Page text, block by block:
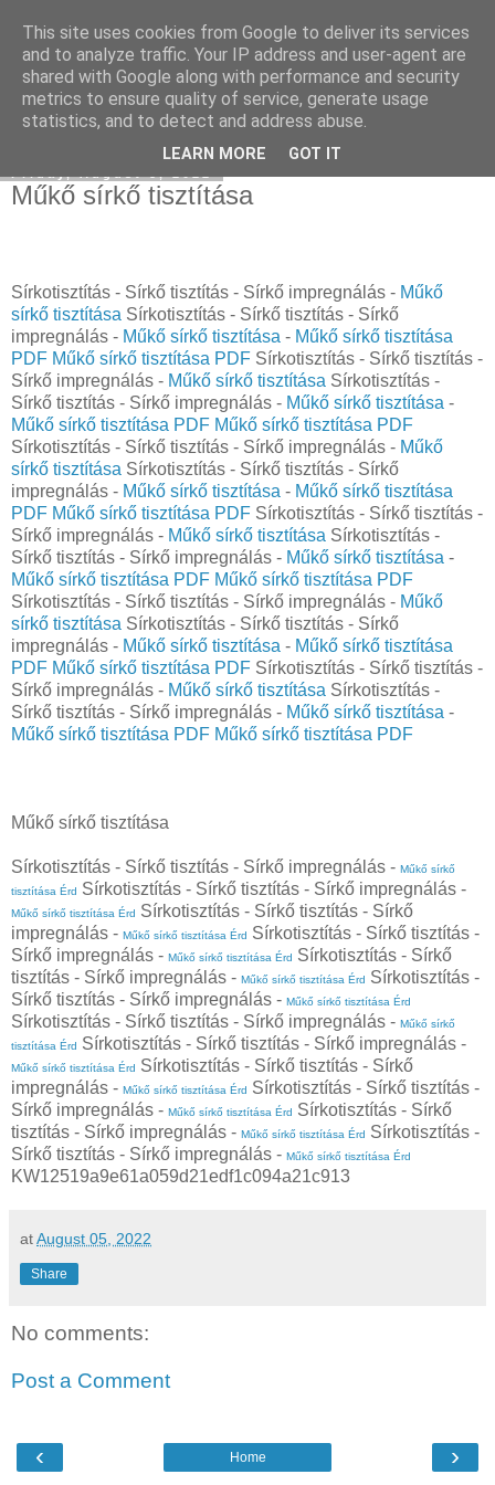
Használt Seat
Műkő sírkő tisztítása
Sírkotisztítás - Sírkő tisztítás - Sírkő impregnálás - Műkő
sírkő tisztítása Sírkotisztítás - Sírkő tisztítás - Sírkő
impregnálás - Műkő sírkő tisztítása - Műkő sírkő tisztítása
PDF Műkő sírkő tisztítása PDF Sírkotisztítás - Sírkő tisztítás -
Sírkő impregnálás - Műkő sírkő tisztítása Sírkotisztítás -
Sírkő tisztítás - Sírkő impregnálás - Műkő sírkő tisztítása -
Műkő sírkő tisztítása PDF Műkő sírkő tisztítása PDF
Sírkotisztítás - Sírkő tisztítás - Sírkő impregnálás - Műkő
sírkő tisztítása Sírkotisztítás - Sírkő tisztítás - Sírkő
impregnálás - Műkő sírkő tisztítása - Műkő sírkő tisztítása
PDF Műkő sírkő tisztítása PDF Sírkotisztítás - Sírkő tisztítás -
Sírkő impregnálás - Műkő sírkő tisztítása Sírkotisztítás -
Sírkő tisztítás - Sírkő impregnálás - Műkő sírkő tisztítása -
Műkő sírkő tisztítása PDF Műkő sírkő tisztítása PDF
Sírkotisztítás - Sírkő tisztítás - Sírkő impregnálás - Műkő
sírkő tisztítása Sírkotisztítás - Sírkő tisztítás - Sírkő
impregnálás - Műkő sírkő tisztítása - Műkő sírkő tisztítása
PDF Műkő sírkő tisztítása PDF Sírkotisztítás - Sírkő tisztítás -
Sírkő impregnálás - Műkő sírkő tisztítása Sírkotisztítás -
Sírkő tisztítás - Sírkő impregnálás - Műkő sírkő tisztítása -
Műkő sírkő tisztítása PDF Műkő sírkő tisztítása PDF
Műkő sírkő tisztítása
Sírkotisztítás - Sírkő tisztítás - Sírkő impregnálás - Műkő sírkő
tisztítása Érd Sírkotisztítás - Sírkő tisztítás - Sírkő impregnálás -
Műkő sírkő tisztítása Érd Sírkotisztítás - Sírkő tisztítás - Sírkő
impregnálás - Műkő sírkő tisztítása Érd Sírkotisztítás - Sírkő tisztítás -
Sírkő impregnálás - Műkő sírkő tisztítása Érd Sírkotisztítás - Sírkő
tisztítás - Sírkő impregnálás - Műkő sírkő tisztítása Érd Sírkotisztítás -
Sírkő tisztítás - Sírkő impregnálás - Műkő sírkő tisztítása Érd
Sírkotisztítás - Sírkő tisztítás - Sírkő impregnálás - Műkő sírkő
tisztítása Érd Sírkotisztítás - Sírkő tisztítás - Sírkő impregnálás -
Műkő sírkő tisztítása Érd Sírkotisztítás - Sírkő tisztítás - Sírkő
impregnálás - Műkő sírkő tisztítása Érd Sírkotisztítás - Sírkő tisztítás -
Sírkő impregnálás - Műkő sírkő tisztítása Érd Sírkotisztítás - Sírkő
tisztítás - Sírkő impregnálás - Műkő sírkő tisztítása Érd Sírkotisztítás -
Sírkő tisztítás - Sírkő impregnálás - Műkő sírkő tisztítása Érd
KW12519a9e61a059d21edf1c094a21c913
atAugust 05, 2022
Share
No comments:
Post a Comment
‹ ›
Home
This site uses cookies from Google to deliver its services
and to analyze traffic. Your IP address and user-agent are
shared with Google along with performance and security
metrics to ensure quality of service, generate usage
statistics, and to detect and address abuse.
LEARN MORE GOT IT